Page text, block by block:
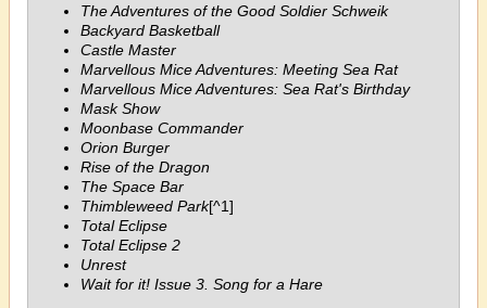
The Adventures of the Good Soldier Schweik
Backyard Basketball
Castle Master
Marvellous Mice Adventures: Meeting Sea Rat
Marvellous Mice Adventures: Sea Rat's Birthday
Mask Show
Moonbase Commander
Orion Burger
Rise of the Dragon
The Space Bar
Thimbleweed Park[^1]
Total Eclipse
Total Eclipse 2
Unrest
Wait for it! Issue 3. Song for a Hare